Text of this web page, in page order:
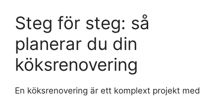
Steg för steg: så
planerar du din
köksrenovering
En köksrenovering är ett komplext projekt med